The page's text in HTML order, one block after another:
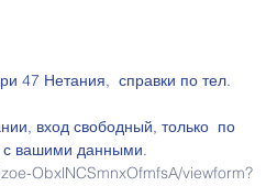
47 Нетания,  справки по тел.
вход свободный, только  по
с вашими данными.
ObxlNCSmnxOfmfsA/viewform?